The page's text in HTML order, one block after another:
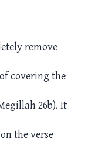
remove
covering the
26b). It
the verse